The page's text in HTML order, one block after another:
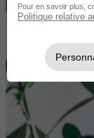
Pour en savoir plus,
Politique relative